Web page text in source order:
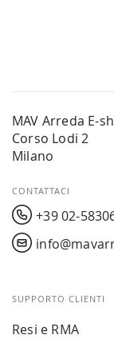
MAV Arreda E-
Corso Lodi 2
Milano
CONTATTACI
+39 02-
SUPPORTO CLIENTI
Resi e RMA